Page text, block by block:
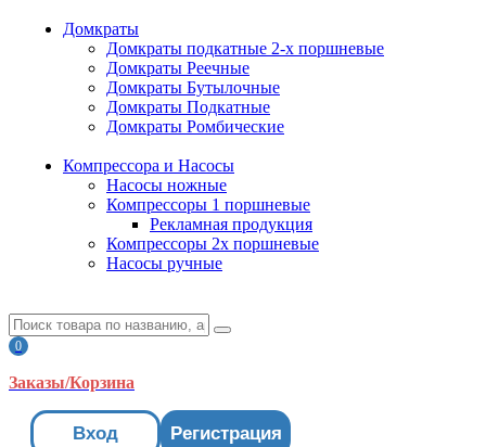
Домкраты
Домкраты подкатные 2-х поршневые
Домкраты Реечные
Домкраты Бутылочные
Домкраты Подкатные
Домкраты Ромбические
Компрессора и Насосы
Насосы ножные
Компрессоры 1 поршневые
Рекламная продукция
Компрессоры 2х поршневые
Насосы ручные
0
Заказы/Корзина
Вход Регистрация